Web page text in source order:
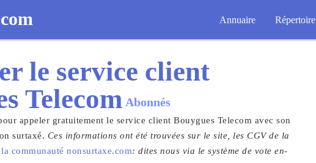
Annuaire Répertoire
le service client
Telecom Abonnés
appeler gratuitement le service client Bouygues Telecom avec son
surtaxé. Ces informations ont été trouvées sur le site, les CGV de la
communauté nonsurtaxe.com: dites nous via le système de vote en-